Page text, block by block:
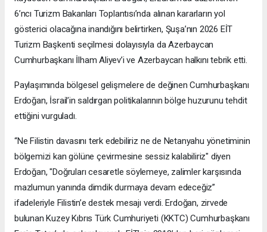
6’ncı Turizm Bakanları Toplantısı’nda alınan kararların yol
gösterici olacağına inandığını belirtirken, Şuşa’nın 2026 EİT
Turizm Başkenti seçilmesi dolayısıyla da Azerbaycan
Cumhurbaşkanı İlham Aliyev’i ve Azerbaycan halkını tebrik etti.
Paylaşımında bölgesel gelişmelere de değinen Cumhurbaşkanı
Erdoğan, İsrail’in saldırgan politikalarının bölge huzurunu tehdit
ettiğini vurguladı.
“Ne Filistin davasını terk edebiliriz ne de Netanyahu yönetiminin
bölgemizi kan gölüne çevirmesine sessiz kalabiliriz" diyen
Erdoğan, "Doğruları cesaretle söylemeye, zalimler karşısında
mazlumun yanında dimdik durmaya devam edeceğiz”
ifadeleriyle Filistin’e destek mesajı verdi. Erdoğan, zirvede
bulunan Kuzey Kıbrıs Türk Cumhuriyeti (KKTC) Cumhurbaşkanı